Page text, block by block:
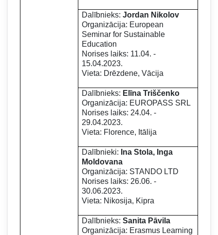
Dalībnieks:Jordan Nikolov
Organizācija: European
Seminar for Sustainable
Education
Norises laiks: 11.04. -
15.04.2023.
Vieta: Drēzdene, Vācija
Dalībnieks: Elīna Triščenko
Organizācija: EUROPASS SRL
Norises laiks: 24.04. -
29.04.2023.
Vieta: Florence, Itālija
Dalībnieki: Ina Stola, Inga
Moldovana
Organizācija: STANDO LTD
Norises laiks: 26.06. -
30.06.2023.
Vieta: Nikosija, Kipra
Dalībnieks:Sanita Pāvila
Organizācija: Erasmus Learning